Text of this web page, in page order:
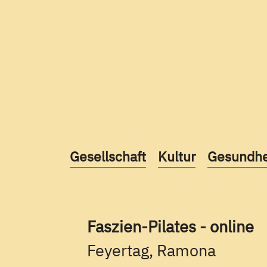
Kurse des folgenden
Gesellschaft Kurse des
Kultur Kurse
Faszien-Pilates - online
Feyertag, Ramona